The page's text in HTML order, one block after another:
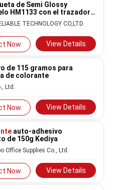
de Semi Glossy
HM1133 con el trazador
papelcristal del
TECHNOLOGY CO,LTD
Now View Details
de 115 gramos para
de colorante
Ltd.
Now View Details
auto-adhesivo
de 150g Kediya
Office Supplies Co., Ltd.
Now View Details